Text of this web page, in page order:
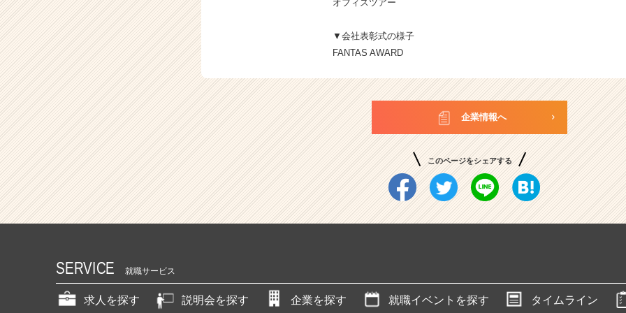
オフィスツアー
▼会社表彰式の様子
FANTAS AWARD
企業情報へ
このページをシェアする
SERVICE 就職サービス
求人を探す 説明会を探す 企業を探す 就職イベントを探す タイムライン